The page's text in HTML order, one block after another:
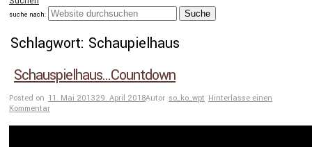
suche nach:
Schlagwort: Schaupielhaus
Schauspielhaus…Countdown
Posted on 11. Mai 201329. April 2018Autor so_ko_wpt Hinterlasse einen
Kommentar